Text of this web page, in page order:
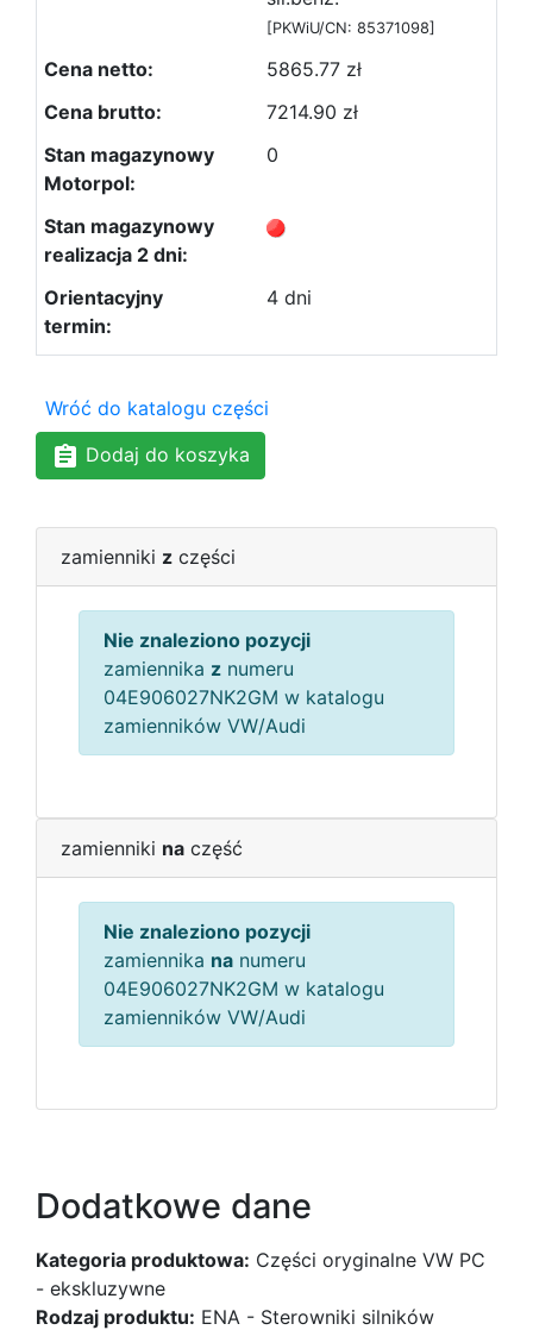
[PKWiU/CN: 85371098]
5865.77 zł
7214.90 zł
0
4 dni
Wróć do katalogu części
Dodaj do koszyka
zamienniki z części
Nie znaleziono pozycji
zamiennika z numeru
04E906027NK2GM w katalogu
zamienników VW/Audi
zamienniki na część
Nie znaleziono pozycji
zamiennika na numeru
04E906027NK2GM w katalogu
zamienników VW/Audi
Dodatkowe dane
Kategoria produktowa: Części oryginalne VW PC
- ekskluzywne
Rodzaj produktu: ENA - Sterowniki silników